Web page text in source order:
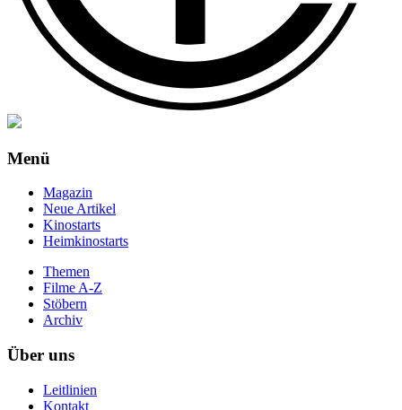
Menü
Magazin
Neue Artikel
Kinostarts
Heimkinostarts
Themen
Filme A-Z
Stöbern
Archiv
Über uns
Leitlinien
Kontakt